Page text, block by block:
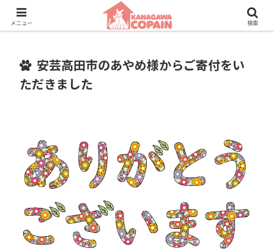
保護動物たちに、新しい家族との素敵な出会いを。
安芸高田市のあやめ様からご寄付をい
ただきました
メニュー 検索